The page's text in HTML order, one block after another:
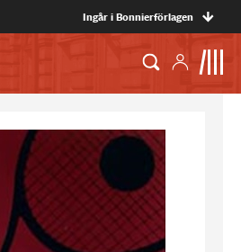
Ingår i Bonnierförlagen